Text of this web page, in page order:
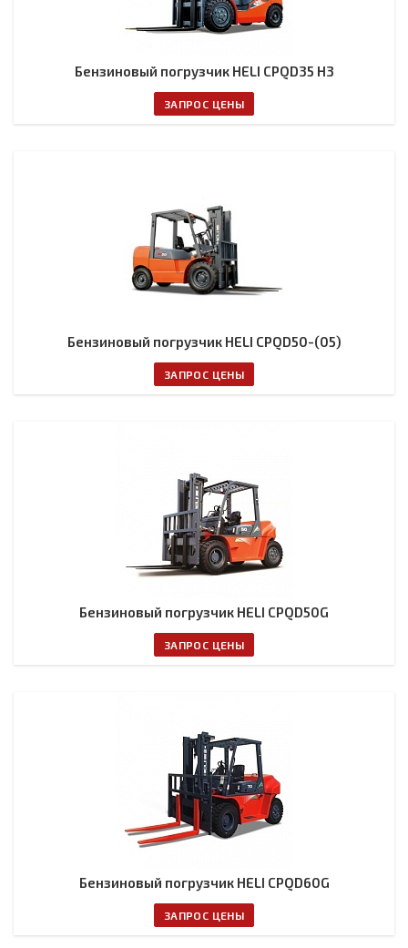
Бензиновый погрузчик HELI CPQD35 H3
ЗАПРОС ЦЕНЫ
Бензиновый погрузчик HELI CPQD50-(05)
ЗАПРОС ЦЕНЫ
Бензиновый погрузчик HELI CPQD50G
ЗАПРОС ЦЕНЫ
Бензиновый погрузчик HELI CPQD60G
ЗАПРОС ЦЕНЫ